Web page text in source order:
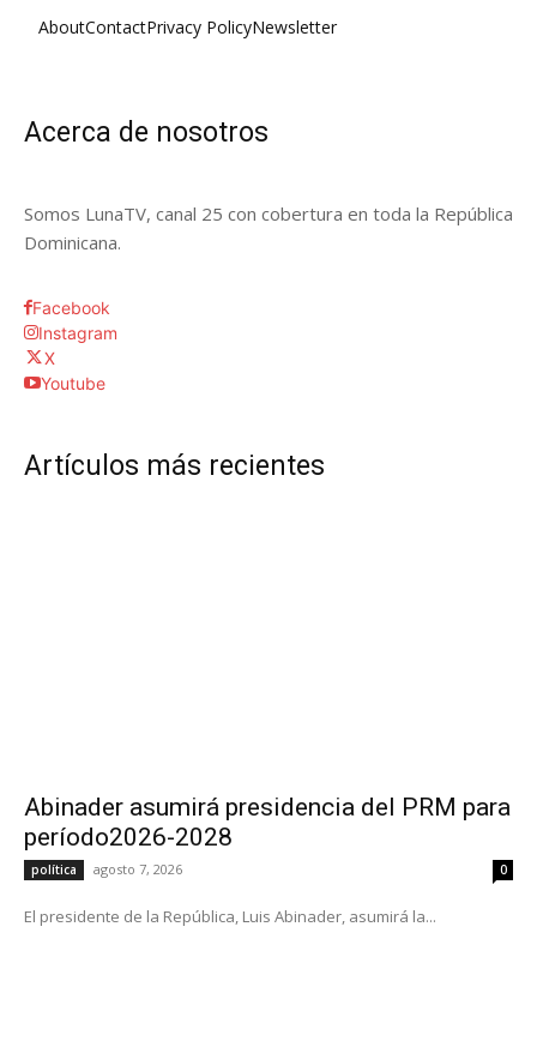
AboutContactPrivacy PolicyNewsletter
Acerca de nosotros
Somos LunaTV, canal 25 con cobertura en toda la República
Dominicana.
Facebook
Instagram
X
Youtube
Artículos más recientes
Abinader asumirá presidencia del PRM para
período2026-2028
política agosto 7, 2026 0
El presidente de la República, Luis Abinader, asumirá la...